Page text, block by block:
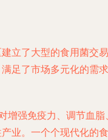
立了大型的食用菌交
足了市场多元化的需求
强免疫力、调节血脂
业。一个个现代化的